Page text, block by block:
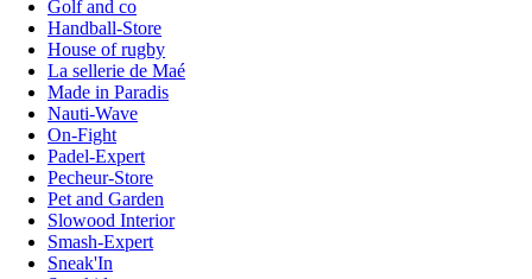
Golf and co
Handball-Store
House of rugby
La sellerie de Maé
Made in Paradis
Nauti-Wave
On-Fight
Padel-Expert
Pecheur-Store
Pet and Garden
Slowood Interior
Smash-Expert
Sneak'In